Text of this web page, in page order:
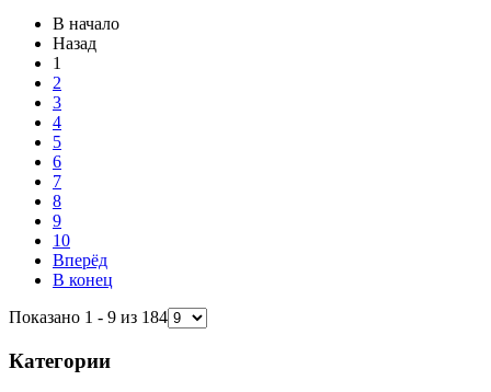
В начало
Назад
1
2
3
4
5
6
7
8
9
10
Вперёд
В конец
Показано 1 - 9 из 184
Категории